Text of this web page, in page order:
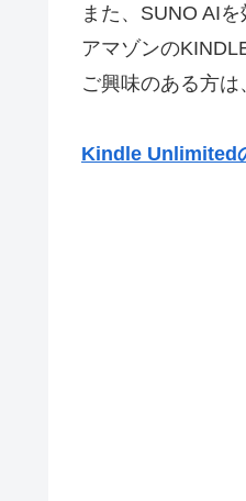
また、SUNO AI
アマゾンの
ご興味のある方は
Kindle Unlimited